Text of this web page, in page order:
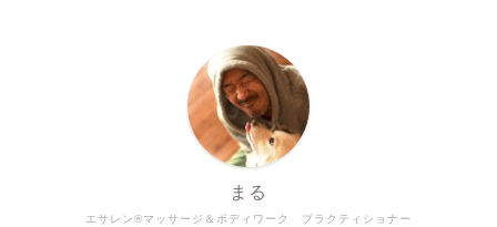
エサレン®マッサージ＆ボディワーク プラクティショナー
まる